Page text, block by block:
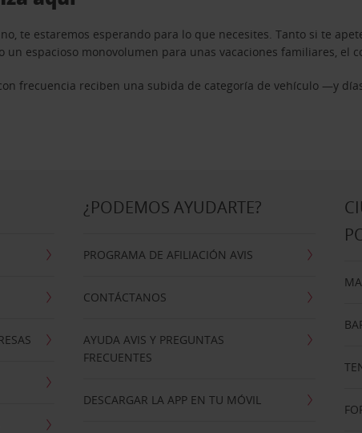
te estaremos esperando para lo que necesites. Tanto si te
un espacioso monovolumen para unas vacaciones familiares, el
frecuencia reciben una subida de categoría de vehículo —y
¿PODEMOS AYUDARTE?
PROGRAMA DE AFILIACIÓN AVIS
CONTÁCTANOS
AYUDA AVIS Y PREGUNTAS
FRECUENTES
DESCARGAR LA APP EN TU MÓVIL